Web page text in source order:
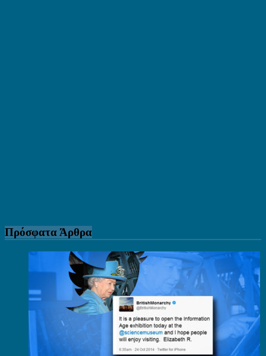
Πρόσφατα Άρθρα